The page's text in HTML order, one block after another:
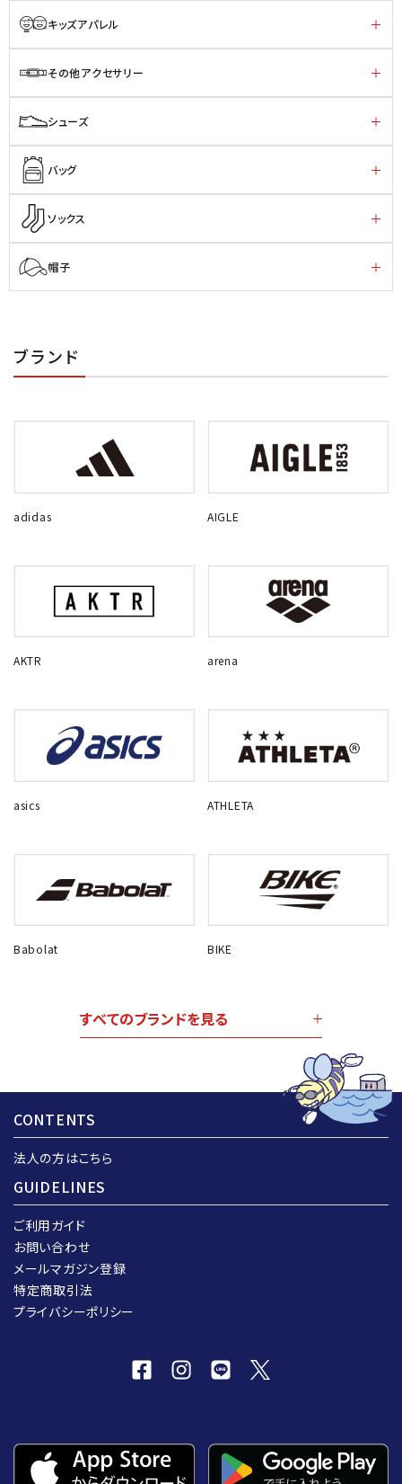
キッズアパレル
その他アクセサリー
シューズ
バッグ
ソックス
帽子
ブランド
adidas AIGLE
AKTR arena
asics ATHLETA
Babolat BIKE
すべてのブランドを見る
CONTENTS
法人の方はこちら
GUIDELINES
ご利用ガイド
お問い合わせ
メールマガジン登録
特定商取引法
プライバシーポリシー